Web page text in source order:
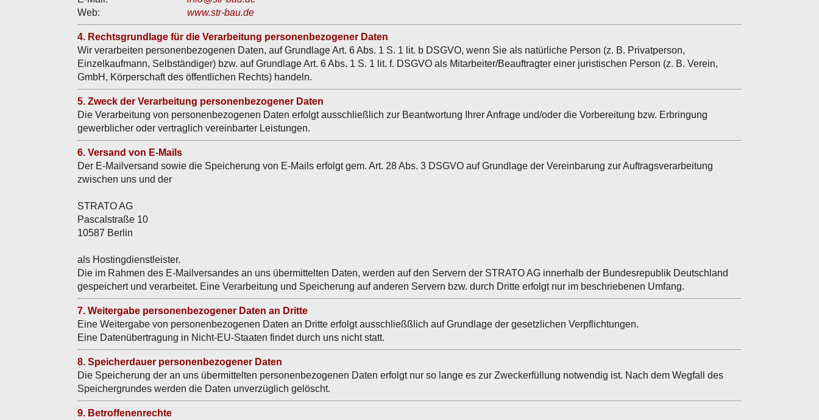
Web:
www.str-bau.de
4. Rechtsgrundlage für die Verarbeitung personenbezogener Daten
Wir verarbeiten personenbezogenen Daten, auf Grundlage Art. 6 Abs. 1 S. 1 lit. b DSGVO, wenn Sie als natürliche Person (z. B. Privatperson,
Einzelkaufmann, Selbständiger) bzw. auf Grundlage Art. 6 Abs. 1 S. 1 lit. f. DSGVO als Mitarbeiter/Beauftragter einer juristischen Person (z. B. Verein,
GmbH, Körperschaft des öffentlichen Rechts) handeln.
5. Zweck der Verarbeitung personenbezogener Daten
Die Verarbeitung von personenbezogenen Daten erfolgt ausschließlich zur Beantwortung Ihrer Anfrage und/oder die Vorbereitung bzw. Erbringung
gewerblicher oder vertraglich vereinbarter Leistungen.
6. Versand von E-Mails
Der E-Mailversand sowie die Speicherung von E-Mails erfolgt gem. Art. 28 Abs. 3 DSGVO auf Grundlage der Vereinbarung zur Auftragsverarbeitung
zwischen uns und der
STRATO AG
Pascalstraße 10
10587 Berlin
als Hostingdienstleister.
Die im Rahmen des E-Mailversandes an uns übermittelten Daten, werden auf den Servern der STRATO AG innerhalb der Bundesrepublik Deutschland
gespeichert und verarbeitet. Eine Verarbeitung und Speicherung auf anderen Servern bzw. durch Dritte erfolgt nur im beschriebenen Umfang.
7. Weitergabe personenbezogener Daten an Dritte
Eine Weitergabe von personenbezogenen Daten an Dritte erfolgt ausschließßlich auf Grundlage der gesetzlichen Verpflichtungen.
Eine Datenübertragung in Nicht-EU-Staaten findet durch uns nicht statt.
8. Speicherdauer personenbezogener Daten
Die Speicherung der an uns übermittelten personenbezogenen Daten erfolgt nur so lange es zur Zweckerfüllung notwendig ist. Nach dem Wegfall des
Speichergrundes werden die Daten unverzüglich gelöscht.
9. Betroffenenrechte